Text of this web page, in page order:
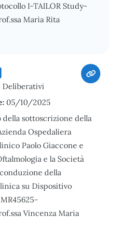
I-TAILOR Study-
Maria Rita
05/10/2025
della sottoscrizione della
Ospedaliera
Paolo Giaccone e
e la Società
della
su Dispositivo
Vincenza Maria